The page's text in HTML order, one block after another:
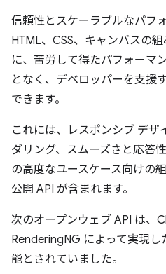
信頼性とスケーラブルなパフ
HTML、CSS、キャンバスの
に、苦労して得たパフォーマ
となく、デベロッパーを支援
できます。
これには、レスポンシブ デザ
ダリング、スムーズさと応答
の高度なユースケース向けの
公開 API が含まれます。
次のオープンウェブ API は、
RenderingNG によって実現
能とされていました。